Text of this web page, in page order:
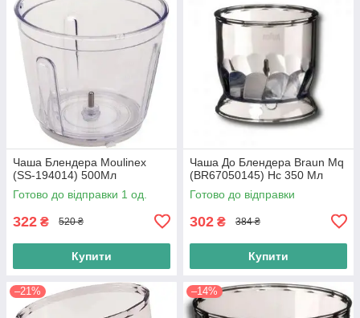
Чаша Блендера Moulinex
(SS-194014) 500Мл
Готово до відправки 1 од.
322 ₴ 520 ₴
Купити
Чаша До Блендера Braun Mq
(BR67050145) Hc 350 Мл
Готово до відправки
302 ₴ 384 ₴
Купити
–21% –14%